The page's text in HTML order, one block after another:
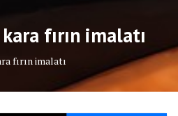
fırın imalatı
fırın imalatı